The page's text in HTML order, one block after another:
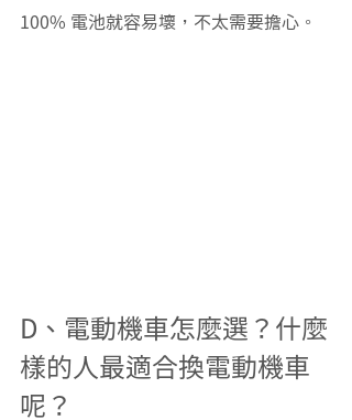
100% 電池就容易壞，不太需要擔心。
D、電動機車怎麼選？什麼
樣的人最適合換電動機車
呢？